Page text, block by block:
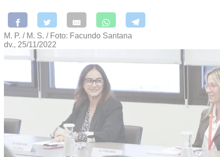
M. P. / M. S. / Foto: Facundo Santana
dv., 25/11/2022